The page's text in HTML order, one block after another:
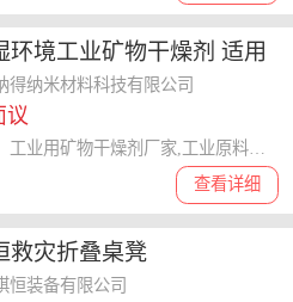
环境工业矿物干燥剂 适用
设备仓储电力设施通讯基
得纳米材料科技有限公司
议
查看详细
救灾折叠桌凳
恒装备有限公司